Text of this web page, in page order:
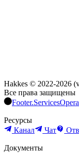
Hakkes © 2022-2026 (
Все права защищены
Ресурсы
Канал
Чат
Документы